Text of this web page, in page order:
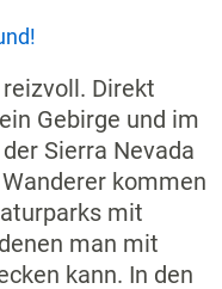
Direkt
Gebirge und im
Sierra Nevada
kommen
mit
man mit
kann. In den